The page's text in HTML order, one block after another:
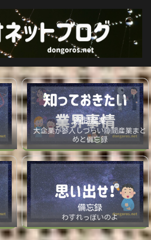
隙間産業
大企業が参入しづらい隙間産業まと
めと備忘録
備忘録
わすれっぽいのよ